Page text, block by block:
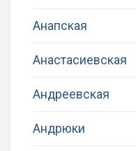
Анапская
Анастасиевская
Андреевская
Андрюки